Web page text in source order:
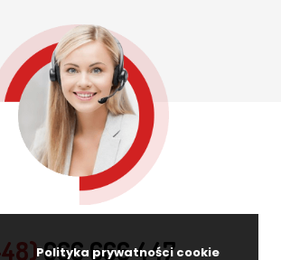
Polityka prywatności cookie
666 666 447